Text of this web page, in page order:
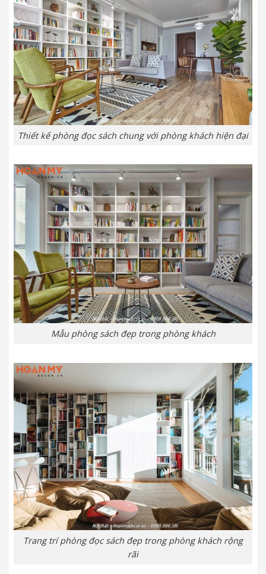
Thiết kế phòng đọc sách chung với phòng khách hiện đại
Mẫu phòng sách đẹp trong phòng khách
Trang trí phòng đọc sách đẹp trong phòng khách rộng
rãi